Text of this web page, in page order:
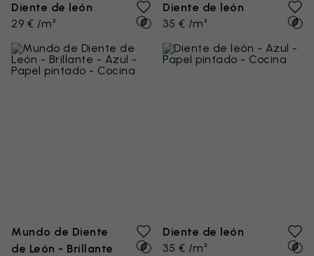
Diente de león
29 € /m²
Diente de león
35 € /m²
Mundo de Diente
de León - Brillante
Diente de león
35 € /m²